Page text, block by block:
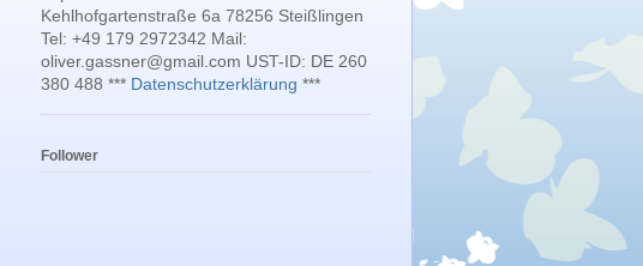
Kehlhofgartenstraße 6a 78256 Steißlingen
Tel: +49 179 2972342 Mail:
oliver.gassner@gmail.com UST-ID: DE 260
380 488 *** Datenschutzerklärung ***
Follower